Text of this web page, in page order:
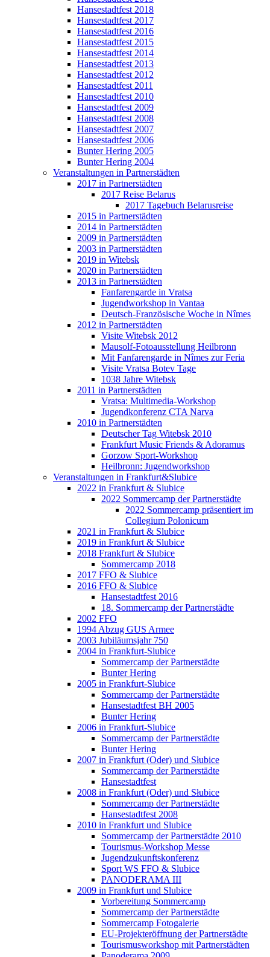
Hansestadtfest 2018
Hansestadtfest 2017
Hansestadtfest 2016
Hansestadtfest 2015
Hansestadtfest 2014
Hansestadtfest 2013
Hansestadtfest 2012
Hansestadtfest 2011
Hansestadtfest 2010
Hansestadtfest 2009
Hansestadtfest 2008
Hansestadtfest 2007
Hansestadtfest 2006
Bunter Hering 2005
Bunter Hering 2004
Veranstaltungen in Partnerstädten
2017 in Partnerstädten
2017 Reise Belarus
2017 Tagebuch Belarusreise
2015 in Partnerstädten
2014 in Partnerstädten
2009 in Partnerstädten
2003 in Partnerstädten
2019 in Witebsk
2020 in Partnerstädten
2013 in Partnerstädten
Fanfarengarde in Vratsa
Jugendworkshop in Vantaa
Deutsch-Französische Woche in Nîmes
2012 in Partnerstädten
Visite Witebsk 2012
Mausolf-Fotoausstellung Heilbronn
Mit Fanfarengarde in Nîmes zur Feria
Visite Vratsa Botev Tage
1038 Jahre Witebsk
2011 in Partnerstädten
Vratsa: Multimedia-Workshop
Jugendkonferenz CTA Narva
2010 in Partnerstädten
Deutscher Tag Witebsk 2010
Frankfurt Music Friends & Adoramus
Gorzow Sport-Workshop
Heilbronn: Jugendworkshop
Veranstaltungen in Frankfurt&Slubice
2022 in Frankfurt & Slubice
2022 Sommercamp der Partnerstädte
2022 Sommercamp präsentiert im
Collegium Polonicum
2021 in Frankfurt & Slubice
2019 in Frankfurt & Slubice
2018 Frankfurt & Slubice
Sommercamp 2018
2017 FFO & Slubice
2016 FFO & Slubice
Hansestadtfest 2016
18. Sommercamp der Partnerstädte
2002 FFO
1994 Abzug GUS Armee
2003 Jubiläumsjahr 750
2004 in Frankfurt-Slubice
Sommercamp der Partnerstädte
Bunter Hering
2005 in Frankfurt-Slubice
Sommercamp der Partnerstädte
Hansestadtfest BH 2005
Bunter Hering
2006 in Frankfurt-Slubice
Sommercamp der Partnerstädte
Bunter Hering
2007 in Frankfurt (Oder) und Słubice
Sommercamp der Partnerstädte
Hansestadtfest
2008 in Frankfurt (Oder) und Słubice
Sommercamp der Partnerstädte
Hansestadtfest 2008
2010 in Frankfurt und Slubice
Sommercamp der Partnerstädte 2010
Tourismus-Workshop Messe
Jugendzukunftskonferenz
Sport WS FFO & Slubice
PANODERAMA III
2009 in Frankfurt und Slubice
Vorbereitung Sommercamp
Sommercamp der Partnerstädte
Sommercamp Fotogalerie
EU-Projekteröffnung der Partnerstädte
Tourismusworkshop mit Partnerstädten